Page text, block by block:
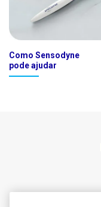
Como Sensodyne
pode ajudar